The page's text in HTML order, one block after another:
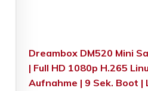
Dreambox DM520 Mini
| Full HD 1080p H.265
Aufnahme | 9 Sek. Boot |